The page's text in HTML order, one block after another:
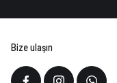
Bize ulaşın